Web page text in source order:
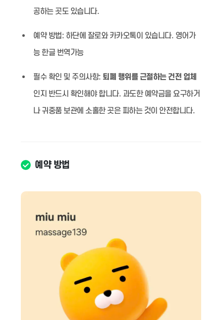
공하는 곳도 있습니다.
예약 방법: 하단에 잘로와 카카오톡이 있습니다. 영어가
능 한글 번역가능
필수 확인 및 주의사항: 퇴폐 행위를 근절하는 건전 업체
인지 반드시 확인해야 합니다. 과도한 예약금을 요구하거
나 귀중품 보관에 소홀한 곳은 피하는 것이 안전합니다.
예약 방법